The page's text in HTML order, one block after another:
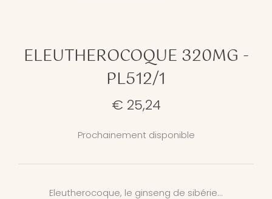
ELEUTHEROCOQUE 320MG -
PL512/1
€ 25,24
Prochainement disponible
Eleutherocoque, le ginseng de sibérie...